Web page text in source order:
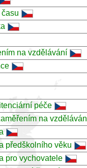
na vzdělávání
péče
na
předškolního věku
pro vychovatele